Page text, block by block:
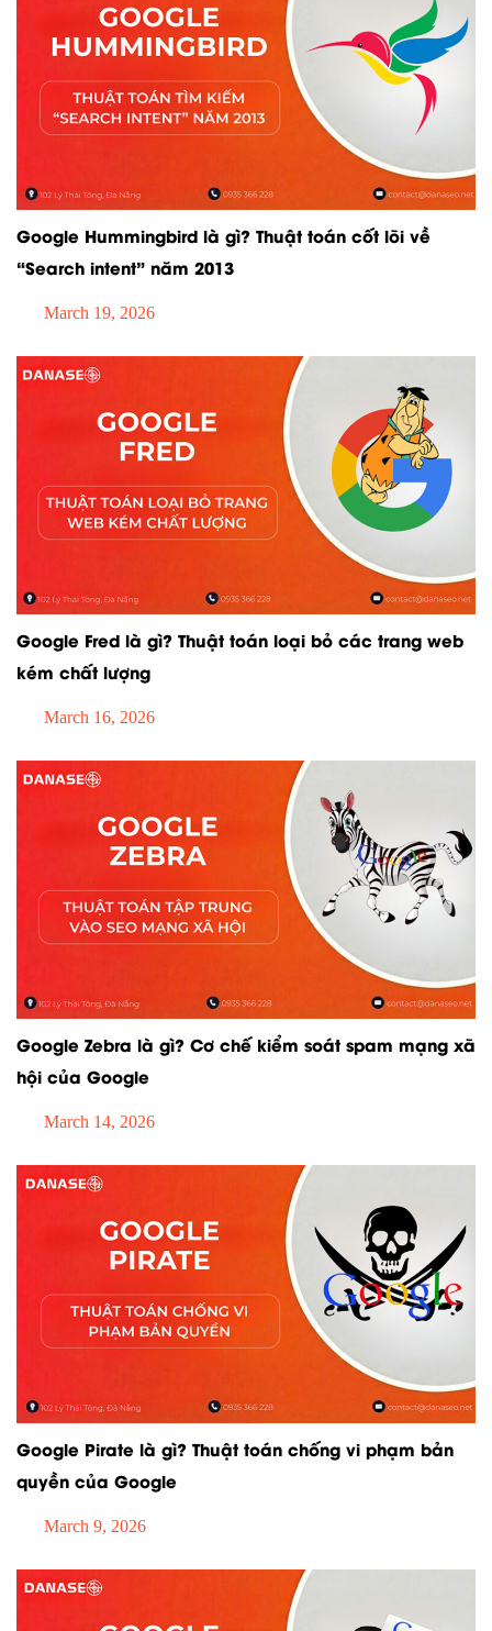
Google Hummingbird là gì? Thuật toán cốt lõi về
“Search intent” năm 2013
March 19, 2026
Google Fred là gì? Thuật toán loại bỏ các trang web
kém chất lượng
March 16, 2026
Google Zebra là gì? Cơ chế kiểm soát spam mạng xã
hội của Google
March 14, 2026
Google Pirate là gì? Thuật toán chống vi phạm bản
quyền của Google
March 9, 2026